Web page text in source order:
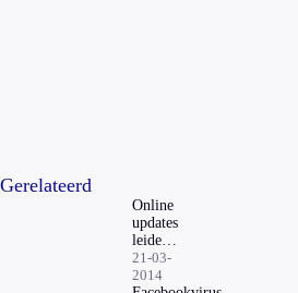
Gerelateerd
Online
updates
leiden
steeds
vaker
21-03-
2014